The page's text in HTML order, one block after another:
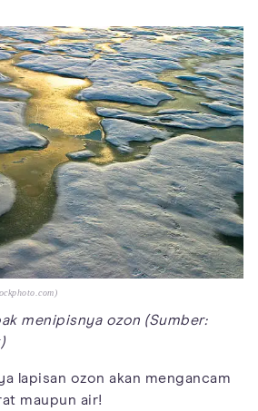
menipisnya ozon (Sumber:
lapisan ozon akan mengancam
maupun air!